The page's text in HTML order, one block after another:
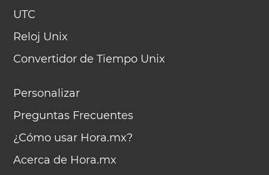
UTC
Reloj Unix
Convertidor de Tiempo Unix
Personalizar
Preguntas Frecuentes
¿Cómo usar Hora.mx?
Acerca de Hora.mx